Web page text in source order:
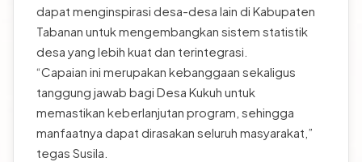
dapat menginspirasi desa-desa lain di Kabupaten
Tabanan untuk mengembangkan sistem statistik
desa yang lebih kuat dan terintegrasi.
“Capaian ini merupakan kebanggaan sekaligus
tanggung jawab bagi Desa Kukuh untuk
memastikan keberlanjutan program, sehingga
manfaatnya dapat dirasakan seluruh masyarakat,”
tegas Susila.